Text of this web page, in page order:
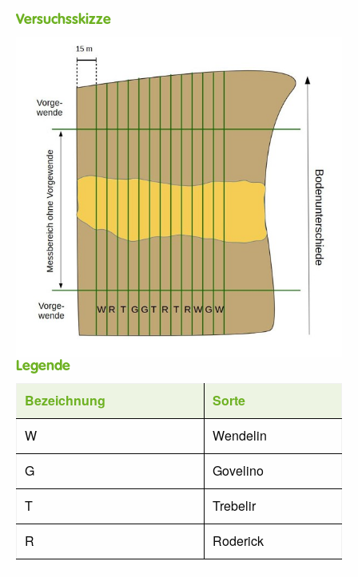
Versuchsskizze
Legende
Bezeichnung
Sorte
W
Wendelin
G
Govelino
T
Trebelir
R
Roderick